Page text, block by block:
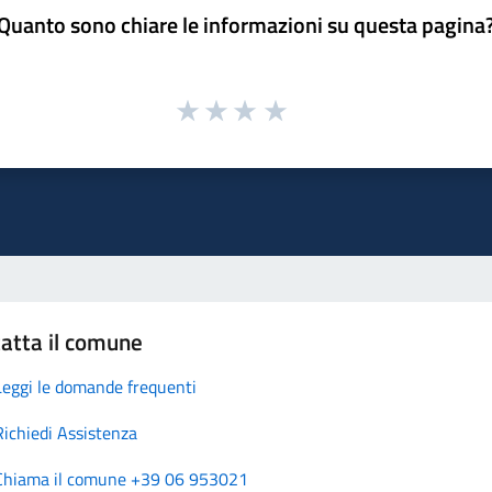
sono chiare le informazioni su questa
il comune
le domande frequenti
Assistenza
il comune +39 06 953021